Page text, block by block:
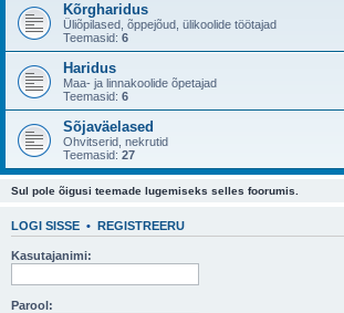
Kõrgharidus
Üliõpilased, õppejõud, ülikoolide töötajad
Teemasid: 6
Haridus
Maa- ja linnakoolide õpetajad
Teemasid: 6
Sõjaväelased
Ohvitserid, nekrutid
Teemasid: 27
Sul pole õigusi teemade lugemiseks selles foorumis.
LOGI SISSE • REGISTREERU
Kasutajanimi:
Parool: